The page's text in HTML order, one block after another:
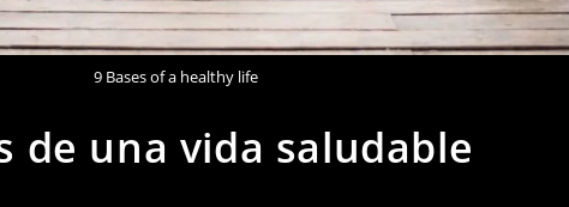
9 Bases of a healthy life
de una vida saludable